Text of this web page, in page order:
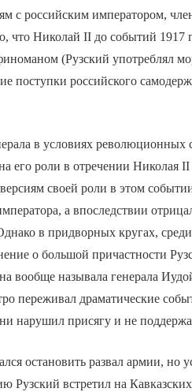
с российским императором,
что Николай II до событий 1917
(Рузский употреблял
поступки российского
в условиях революционных
его роли в отречении Николая
своей роли в этом
а впоследствии
в придворных кругах,
о большой причастности
вообще называла генерала
переживал драматические
нарушил присягу и не
остановить развал армии, но
Рузский встретил на